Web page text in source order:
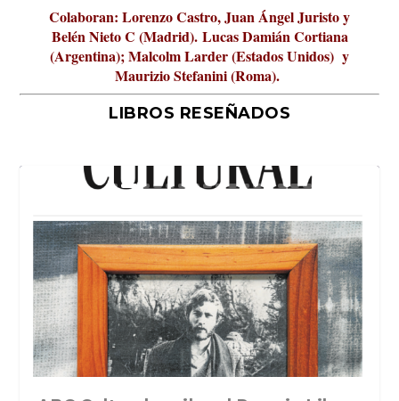
Colaboran: Lorenzo Castro, Juan Ángel Juristo y
Belén Nieto C (Madrid). Lucas Damián Cortiana
(Argentina); Malcolm Larder (Estados Unidos) y
Maurizio Stefanini (Roma).
LIBROS RESEÑADOS